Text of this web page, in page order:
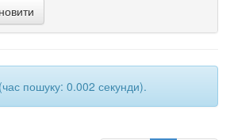
пошуку: 0.002 секунди).